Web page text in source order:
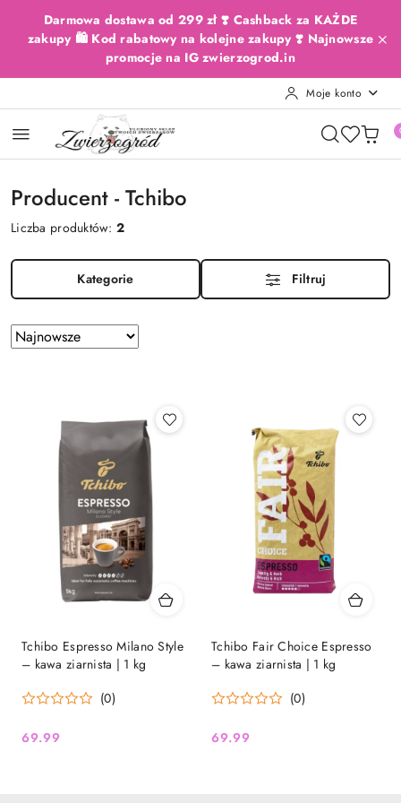
Przejdź do treści głównej
Przejdź do wyszukiwarki
Przejdź do moje konto
Przejdź do menu głównego
Przejdź do stopki
Darmowa dostawa od 299 zł ❣️ Cashback za KAŻDE
zakupy 🛍️ Kod rabatowy na kolejne zakupy ❣️ Najnowsze
promocje na IG zwierzogrod.in
Moje konto
Producent - Tchibo
Liczba produktów:2
Kategorie Filtruj
Zastosowano
sortowanie:
Sortuj
według
Tchibo Espresso Milano Style
– kawa ziarnista | 1 kg
(0)
Cena:
69.99
Tchibo Fair Choice Espresso
– kawa ziarnista | 1 kg
(0)
Cena:
69.99